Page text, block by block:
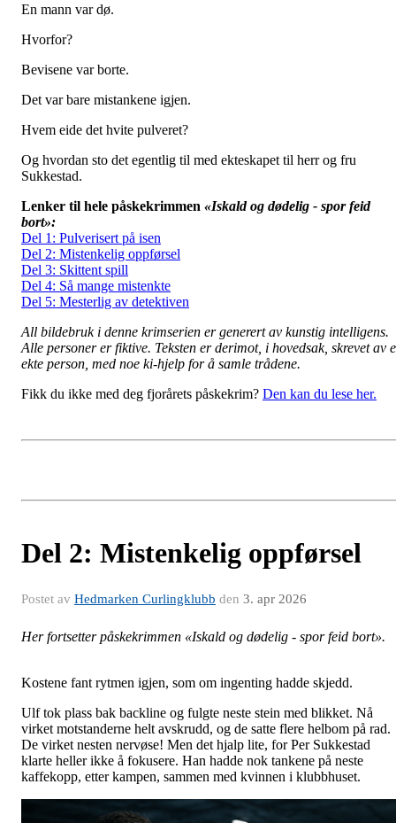
En mann var dø.
Hvorfor?
Bevisene var borte.
Det var bare mistankene igjen.
Hvem eide det hvite pulveret?
Og hvordan sto det egentlig til med ekteskapet til herr og fru
Sukkestad.
Lenker til hele påskekrimmen «Iskald og dødelig - spor feid
bort»:
Del 1: Pulverisert på isen
Del 2: Mistenkelig oppførsel
Del 3: Skittent spill
Del 4: Så mange mistenkte
Del 5: Mesterlig av detektiven
All bildebruk i denne krimserien er generert av kunstig intelligens.
Alle personer er fiktive. Teksten er derimot, i hovedsak, skrevet av
ekte person, med noe ki-hjelp for å samle trådene.
Fikk du ikke med deg fjorårets påskekrim? Den kan du lese her.
Del 2: Mistenkelig oppførsel
Postet av Hedmarken Curlingklubb den 3. apr 2026
Her fortsetter påskekrimmen «Iskald og dødelig - spor feid bort».
Kostene fant rytmen igjen, som om ingenting hadde skjedd.
Ulf tok plass bak backline og fulgte neste stein med blikket. Nå
virket motstanderne helt avskrudd, og de satte flere helbom på rad.
De virket nesten nervøse! Men det hjalp lite, for Per Sukkestad
klarte heller ikke å fokusere. Han hadde nok tankene på neste
kaffekopp, etter kampen, sammen med kvinnen i klubbhuset.